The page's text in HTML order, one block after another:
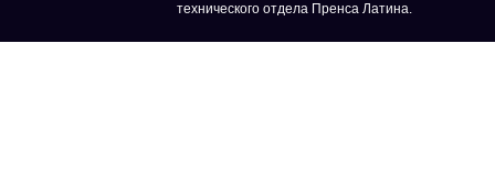
технического отдела Пренса Латина.